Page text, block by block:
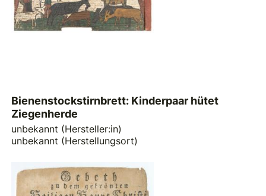
Bienenstockstirnbrett: Kinderpaar hütet
Ziegenherde
unbekannt (Hersteller:in)
unbekannt (Herstellungsort)